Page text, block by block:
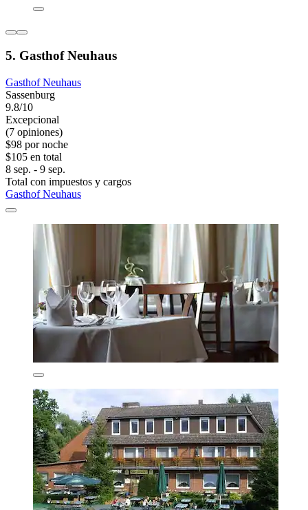
5. Gasthof Neuhaus
Gasthof Neuhaus
Sassenburg
9.8/10
Excepcional
(7 opiniones)
$98 por noche
$105 en total
8 sep. - 9 sep.
Total con impuestos y cargos
Gasthof Neuhaus